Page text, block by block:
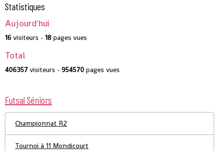
Statistiques
Aujourd'hui
16 visiteurs - 18 pages vues
Total
406357 visiteurs - 954570 pages vues
Futsal Séniors
Championnat R2
Tournoi à 11 Mondicourt